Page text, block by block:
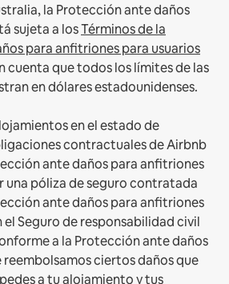
la Protección ante daños
sujeta a losTérminos de la
para anfitriones para usuarios
cuenta que todos los límites de las
en dólares estadounidenses.
en el estado de
contractuales de Airbnb
ante daños para anfitriones
una póliza de seguro contratada
ante daños para anfitriones
el Seguro de responsabilidad civil
a la Protección ante daños
ciertos daños que
a tu alojamiento y tus